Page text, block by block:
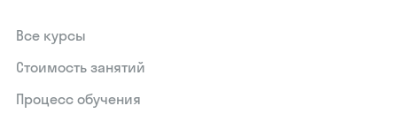
Все курсы
Стоимость занятий
Процесс обучения